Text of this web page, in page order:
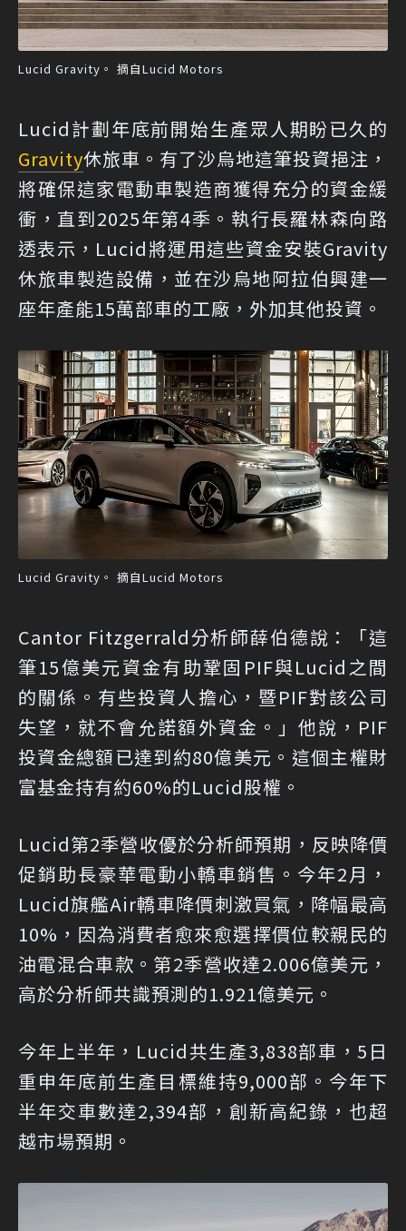
Lucid Gravity。 摘自Lucid Motors
Lucid計劃年底前開始生產眾人期盼已久的
Gravity休旅車。有了沙烏地這筆投資挹注，
將確保這家電動車製造商獲得充分的資金緩
衝，直到2025年第4季。執行長羅林森向路
透表示，Lucid將運用這些資金安裝Gravity
休旅車製造設備，並在沙烏地阿拉伯興建一
座年產能15萬部車的工廠，外加其他投資。
Lucid Gravity。 摘自Lucid Motors
Cantor Fitzgerrald分析師薛伯德說：「這
筆15億美元資金有助鞏固PIF與Lucid之間
的關係。有些投資人擔心，暨PIF對該公司
失望，就不會允諾額外資金。」他說，PIF
投資金總額已達到約80億美元。這個主權財
富基金持有約60%的Lucid股權。
Lucid第2季營收優於分析師預期，反映降價
促銷助長豪華電動小轎車銷售。今年2月，
Lucid旗艦Air轎車降價刺激買氣，降幅最高
10%，因為消費者愈來愈選擇價位較親民的
油電混合車款。第2季營收達2.006億美元，
高於分析師共識預測的1.921億美元。
今年上半年，Lucid共生產3,838部車，5日
重申年底前生產目標維持9,000部。今年下
半年交車數達2,394部，創新高紀錄，也超
越市場預期。